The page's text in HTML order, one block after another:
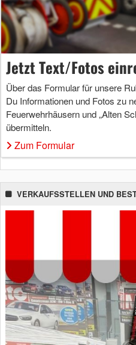
Jetzt Text/Fotos
Über das Formular für unsere
Du Informationen und Fotos zu
Feuerwehrhäusern und „Alten
übermitteln.
Zum Formular
VERKAUFSSTELLEN UND